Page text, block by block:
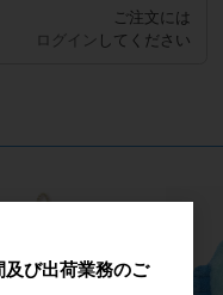
ご注文には
ログイン してください
及び出荷業務のご